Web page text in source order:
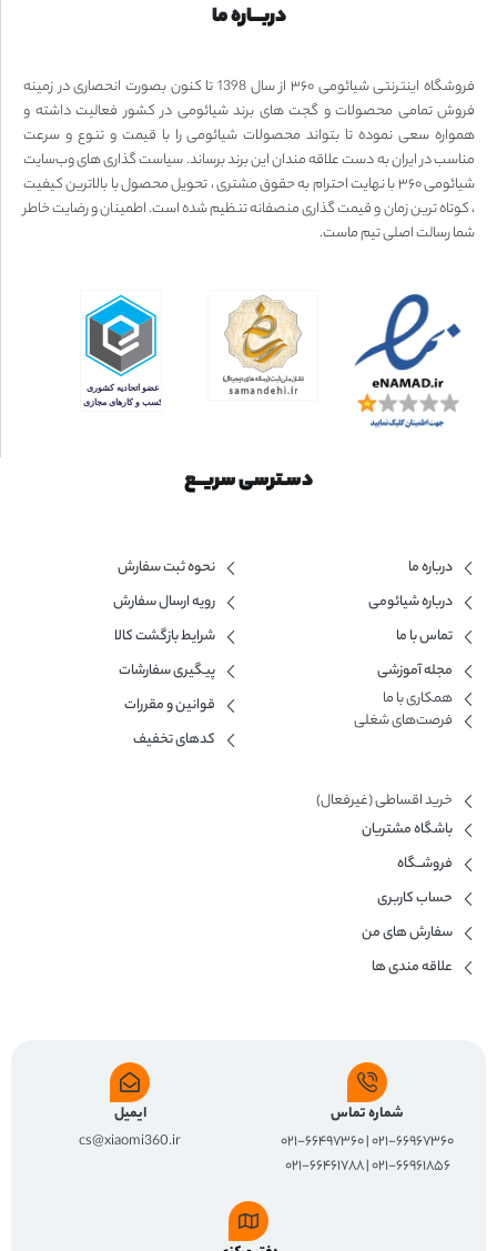
دربـــاره ما
فروشگاه اینترنتی شیائومی ۳۶۰ از سال 1398 تا کنون بصورت انحصاری در زمینه
فروش تمامی محصولات و گجت های برند شیائومی در کشور فعالیت داشته و
همواره سعی نموده تا بتواند محصولات شیائومی را با قیمت و تنوع و سرعت
مناسب در ایران به دست علاقه مندان این برند برساند. سیاست گذاری های وب‌سایت
شیائومی ۳۶۰ با نهایت احترام به حقوق مشتری ، تحویل محصول با بالاترین کیفیت
، کوتاه ترین زمان و قیمت گذاری منصفانه تنظیم شده است. اطمینان و رضایت خاطر
شما رسالت اصلی تیم ماست.
دسـترسی سریــع
درباره ما
درباره شیائومی
تماس با ما
مجله آموزشی
همکاری با ما​
فرصت‌های شغلی
نحوه ثبت سفارش
رویه ارسال سفارش
شرایط بازگشت کالا
پیگیری سفارشات
قوانین و مقررات
کدهای تخفیف
خرید اقساطی (غیرفعال)
باشگاه مشتریان
فروشــگاه
حساب کاربری
سفارش های من
علاقه مندی ها
شماره تماس
۰۲۱-۶۶۹۶۷۳۶۰ | ۰۲۱-۶۶۴۹۷۳۶۰
۰۲۱-۶۶۹۶۱۸۵۶ | ۰۲۱-۶۶۴۶۱۷۸۸
ایمیل
cs@xiaomi360.ir